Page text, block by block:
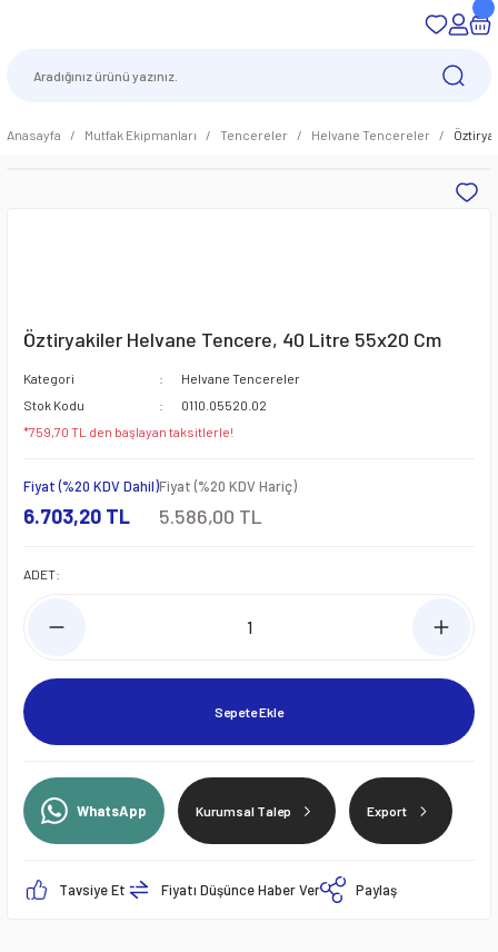
Anasayfa Mutfak Ekipmanları Tencereler Helvane Tencereler
Öztiryakiler Helvane Tencere, 40 Litre 55x20 Cm
Kategori
Helvane Tencereler
Stok Kodu
0110.05520.02
*759,70 TL den başlayan taksitlerle!
Fiyat (%20 KDV Dahil)
6.703,20 TL
Fiyat (%20 KDV Hariç)
5.586,00 TL
ADET:
Sepete Ekle
WhatsApp Kurumsal Talep Export
Tavsiye Et Fiyatı Düşünce Haber Ver Paylaş